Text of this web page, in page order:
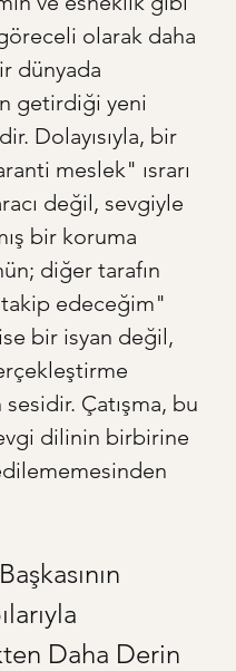
olarak daha
dünyada
getirdiği yeni
Dolayısıyla, bir
meslek" ısrarı
değil, sevgiyle
bir koruma
diğer tarafın
edeceğim"
ise bir isyan değil,
Çatışma, bu
dilinin birbirine
Daha Derin